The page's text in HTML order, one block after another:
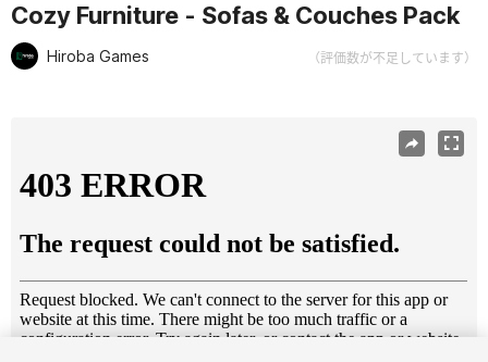
Cozy Furniture - Sofas & Couches Pack
Hiroba Games （評価数が不足しています）